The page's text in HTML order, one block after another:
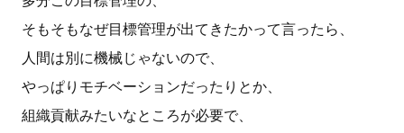
そもそもなぜ目標管理が出てきたかって言ったら、
人間は別に機械じゃないので、
やっぱりモチベーションだったりとか、
組織貢献みたいなところが必要で、